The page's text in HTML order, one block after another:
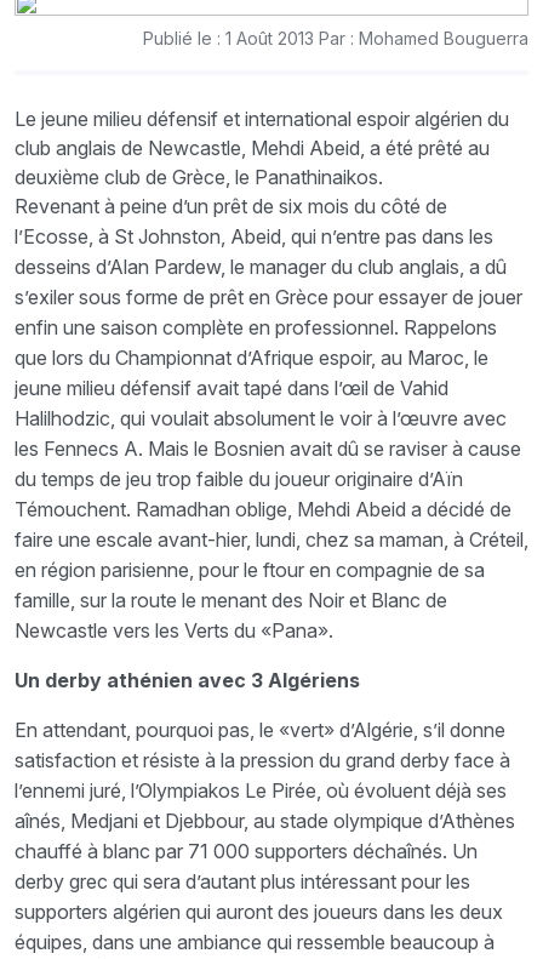
Publié le : 1 Août 2013 Par : Mohamed Bouguerra
Le jeune milieu défensif et international espoir algérien du
club anglais de Newcastle, Mehdi Abeid, a été prêté au
deuxième club de Grèce, le Panathinaikos.
Revenant à peine d’un prêt de six mois du côté de
l’Ecosse, à St Johnston, Abeid, qui n’entre pas dans les
desseins d’Alan Pardew, le manager du club anglais, a dû
s’exiler sous forme de prêt en Grèce pour essayer de jouer
enfin une saison complète en professionnel. Rappelons
que lors du Championnat d’Afrique espoir, au Maroc, le
jeune milieu défensif avait tapé dans l’œil de Vahid
Halilhodzic, qui voulait absolument le voir à l’œuvre avec
les Fennecs A. Mais le Bosnien avait dû se raviser à cause
du temps de jeu trop faible du joueur originaire d’Aïn
Témouchent. Ramadhan oblige, Mehdi Abeid a décidé de
faire une escale avant-hier, lundi, chez sa maman, à Créteil,
en région parisienne, pour le ftour en compagnie de sa
famille, sur la route le menant des Noir et Blanc de
Newcastle vers les Verts du «Pana».
Un derby athénien avec 3 Algériens
En attendant, pourquoi pas, le «vert» d’Algérie, s’il donne
satisfaction et résiste à la pression du grand derby face à
l’ennemi juré, l’Olympiakos Le Pirée, où évoluent déjà ses
aînés, Medjani et Djebbour, au stade olympique d’Athènes
chauffé à blanc par 71 000 supporters déchaînés. Un
derby grec qui sera d’autant plus intéressant pour les
supporters algérien qui auront des joueurs dans les deux
équipes, dans une ambiance qui ressemble beaucoup à